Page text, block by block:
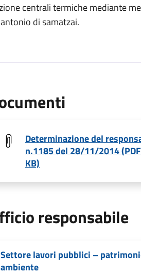
centrali termiche mediante
di samatzai.
Determinazione del
n.1185 del 28/11/2014
KB)
responsabile
Settore lavori pubblici –
ambiente